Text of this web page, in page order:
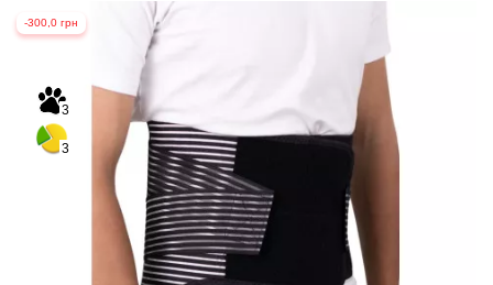
-300,0 грн
3
3